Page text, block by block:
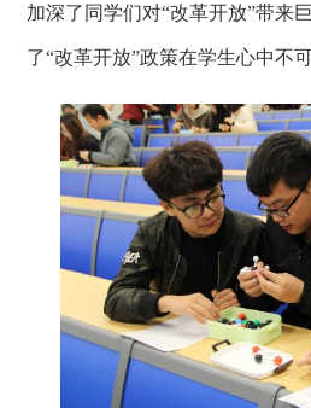
加深了同学们对“改革开放”带来
了“改革开放”政策在学生心中不